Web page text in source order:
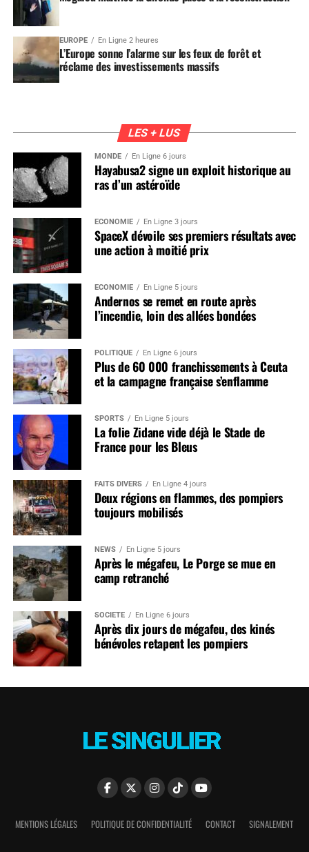
EUROPE En Ligne 2 heures
L’Europe sonne l’alarme sur les feux de forêt et
réclame des investissements massifs
LES + LUS
MONDE En Ligne 6 jours
Hayabusa2 signe un exploit historique au
ras d’un astéroïde
ÉCONOMIE En Ligne 3 jours
SpaceX dévoile ses premiers résultats avec
une action à moitié prix
ÉCONOMIE En Ligne 5 jours
Andernos se remet en route après
l’incendie, loin des allées bondées
POLITIQUE En Ligne 6 jours
Plus de 60 000 franchissements à Ceuta
et la campagne française s’enflamme
SPORTS En Ligne 5 jours
La folie Zidane vide déjà le Stade de
France pour les Bleus
FAITS DIVERS En Ligne 4 jours
Deux régions en flammes, des pompiers
toujours mobilisés
NEWS En Ligne 5 jours
Après le mégafeu, Le Porge se mue en
camp retranché
SOCIÉTÉ En Ligne 6 jours
Après dix jours de mégafeu, des kinés
bénévoles retapent les pompiers
MENTIONS LÉGALES POLITIQUE DE CONFIDENTIALITÉ CONTACT SIGNALEMENT